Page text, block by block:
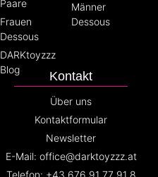
Paare
Frauen
Dessous
DARKtoyzzz
Blog
Männer
Dessous
Kontakt
Über uns
Kontaktformular
Newsletter
E-Mail: office@darktoyzzz.at